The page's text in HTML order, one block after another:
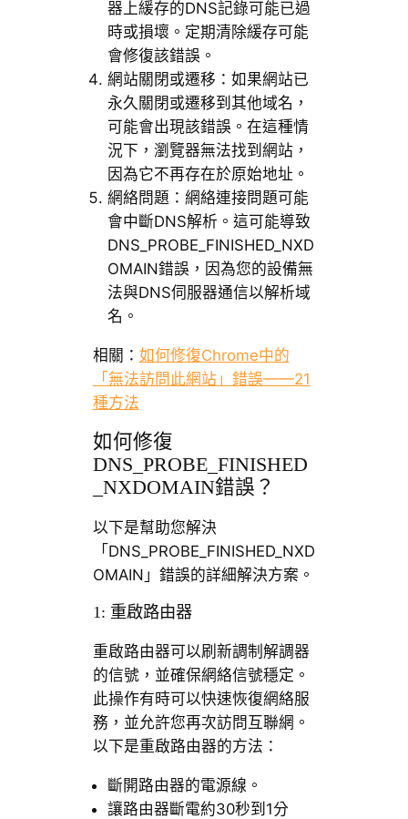
器上緩存的DNS記錄可能已過
時或損壞。定期清除緩存可能
會修復該錯誤。
網站關閉或遷移：如果網站已
永久關閉或遷移到其他域名，
可能會出現該錯誤。在這種情
況下，瀏覽器無法找到網站，
因為它不再存在於原始地址。
網絡問題：網絡連接問題可能
會中斷DNS解析。這可能導致
DNS_PROBE_FINISHED_NXD
OMAIN錯誤，因為您的設備無
法與DNS伺服器通信以解析域
名。
相關： 如何修復Chrome中的
「無法訪問此網站」錯誤——21
種方法
如何修復
DNS_PROBE_FINISHED
_NXDOMAIN錯誤？
以下是幫助您解決
「DNS_PROBE_FINISHED_NXD
OMAIN」錯誤的詳細解決方案。
1: 重啟路由器
重啟路由器可以刷新調制解調器
的信號，並確保網絡信號穩定。
此操作有時可以快速恢復網絡服
務，並允許您再次訪問互聯網。
以下是重啟路由器的方法：
斷開路由器的電源線。
讓路由器斷電約30秒到1分